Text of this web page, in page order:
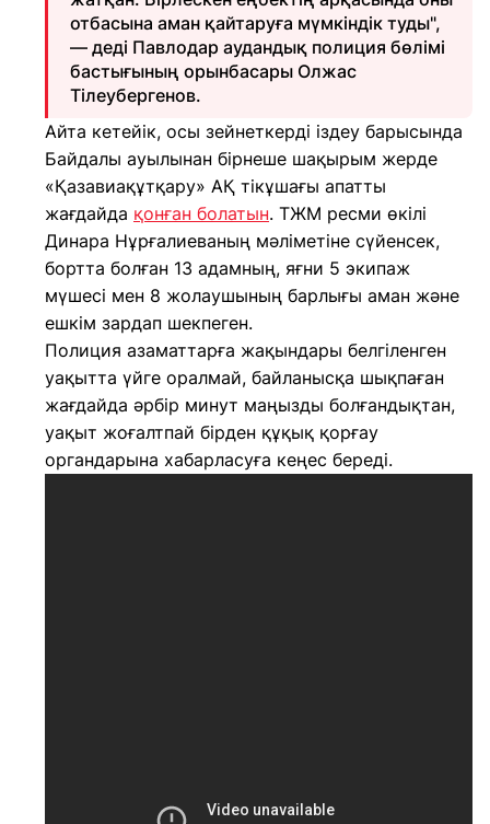
отбасына аман қайтаруға мүмкіндік туды",
— деді Павлодар аудандық полиция бөлімі
бастығының орынбасары Олжас
Тілеубергенов.
Айта кетейік, осы зейнеткерді іздеу барысында
Байдалы ауылынан бірнеше шақырым жерде
«Қазавиақұтқару» АҚ тікұшағы апатты
жағдайда қонған болатын. ТЖМ ресми өкілі
Динара Нұрғалиеваның мәліметіне сүйенсек,
бортта болған 13 адамның, яғни 5 экипаж
мүшесі мен 8 жолаушының барлығы аман және
ешкім зардап шекпеген.
Полиция азаматтарға жақындары белгіленген
уақытта үйге оралмай, байланысқа шықпаған
жағдайда әрбір минут маңызды болғандықтан,
уақыт жоғалтпай бірден құқық қорғау
органдарына хабарласуға кеңес береді.